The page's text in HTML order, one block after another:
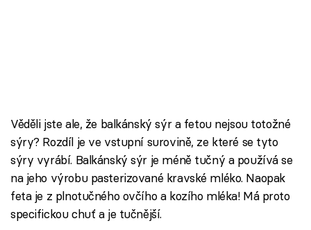
Věděli jste ale, že balkánský sýr a fetou nejsou totožné
sýry? Rozdíl je ve vstupní surovině, ze které se tyto
sýry vyrábí. Balkánský sýr je méně tučný a používá se
na jeho výrobu pasterizované kravské mléko. Naopak
feta je z plnotučného ovčího a kozího mléka! Má proto
specifickou chuť a je tučnější.